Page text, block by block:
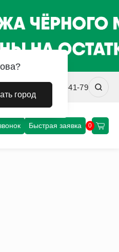
+7 (8452) 75-41-79
Быстрая заявка 0
город